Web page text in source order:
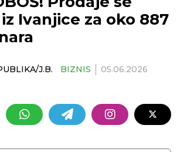
Ivanjice za oko 887
J.B. BIZNIS 05.06.2026